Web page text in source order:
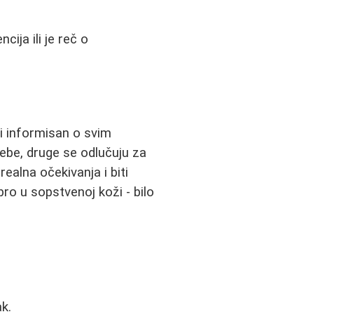
ili je reč o
informisan o svim
druge se odlučuju za
očekivanja i biti
u sopstvenoj koži - bilo